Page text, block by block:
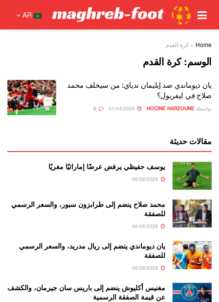
AR
Home
» كرة القدم
الوسم:كرة القدم
يان ديوماندي ضد إيليمان ندياي: من سيخلف محمد
صلاح في ليفربول؟
بواسطة HOCINE HARZOUNE
مقالات حديثة
يوسف حفيظي يرفض عرضًا إماراتيًا مغريًا
محمد صلاح ينضم إلى طرابزون سبور، والسعر الرسمي
للصفقة
يان ديوماندي ينضم إلى ريال مدريد، والسعر الرسمي
للصفقة
مغنيس أكليوش ينضم إلى باريس سان جيرمان، والكشف
عن قيمة الصفقة الرسمية